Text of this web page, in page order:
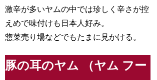
激辛が多いヤムの中では珍しく辛さが控
えめで味付けも日本人好み。
惣菜売り場などでもたまに見かける。
豚の耳のヤム （ヤム フー